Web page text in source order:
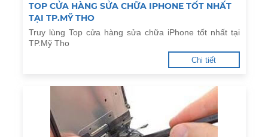
TOP CỬA HÀNG SỬA CHỮA IPHONE TỐT NHẤT
TẠI TP.MỸ THO
Truy lùng Top cửa hàng sửa chữa iPhone tốt nhất tại
TP.Mỹ Tho
Chi tiết